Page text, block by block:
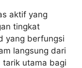
aktif yang
tingkat
yang berfungsi
langsung dari
tarik utama bagi